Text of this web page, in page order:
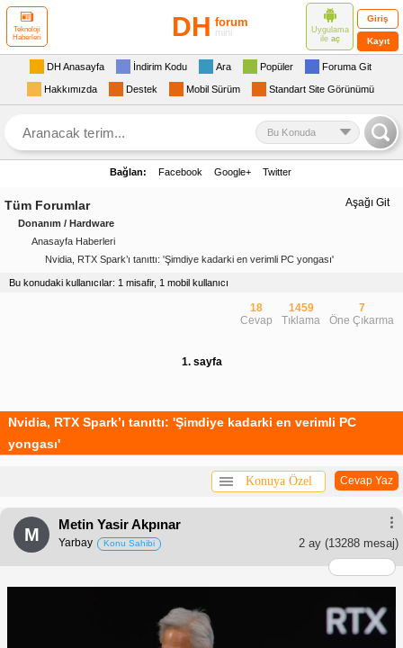
Teknoloji
Haberleri
DH forum
mini
Uygulama
ile aç
Giriş
Kayıt
DH Anasayfa İndirim Kodu Ara Popüler Foruma Git
Hakkımızda Destek Mobil Sürüm Standart Site Görünümü
Bu Konuda
Bağlan: Facebook Google+ Twitter
Aşağı Git
Tüm Forumlar
Donanım / Hardware
Anasayfa Haberleri
Nvidia, RTX Spark’ı tanıttı: 'Şimdiye kadarki en verimli PC yongası'
Bu konudaki kullanıcılar: 1 misafir, 1 mobil kullanıcı
18
Cevap
1459
Tıklama
7
Öne Çıkarma
1. sayfa
Nvidia, RTX Spark’ı tanıttı: 'Şimdiye kadarki en verimli PC
yongası'
Cevap Yaz
Konuya Özel
M
Metin Yasir Akpınar
2 ay (13288 mesaj)
Yarbay Konu Sahibi